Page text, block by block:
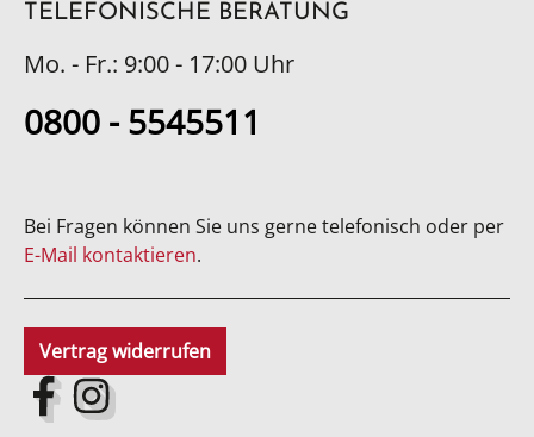
TELEFONISCHE BERATUNG
Mo. - Fr.: 9:00 - 17:00 Uhr
0800 - 5545511
Bei Fragen können Sie uns gerne telefonisch oder per
E-Mail kontaktieren.
Vertrag widerrufen